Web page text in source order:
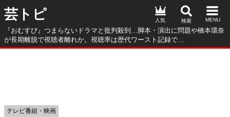
芸トピ
『おむすび』つまらないドラマと批判殺到…脚本・演出に問題や橋本環奈
が長期離脱で視聴者離れか。視聴率は歴代ワースト記録で…
人気
テレビ番組・映画